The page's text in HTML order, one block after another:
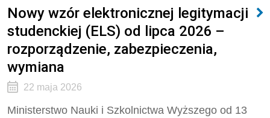
Nowy wzór elektronicznej legitymacji
studenckiej (ELS) od lipca 2026 –
rozporządzenie, zabezpieczenia,
wymiana
22 maja 2026
Ministerstwo Nauki i Szkolnictwa Wyższego od 13